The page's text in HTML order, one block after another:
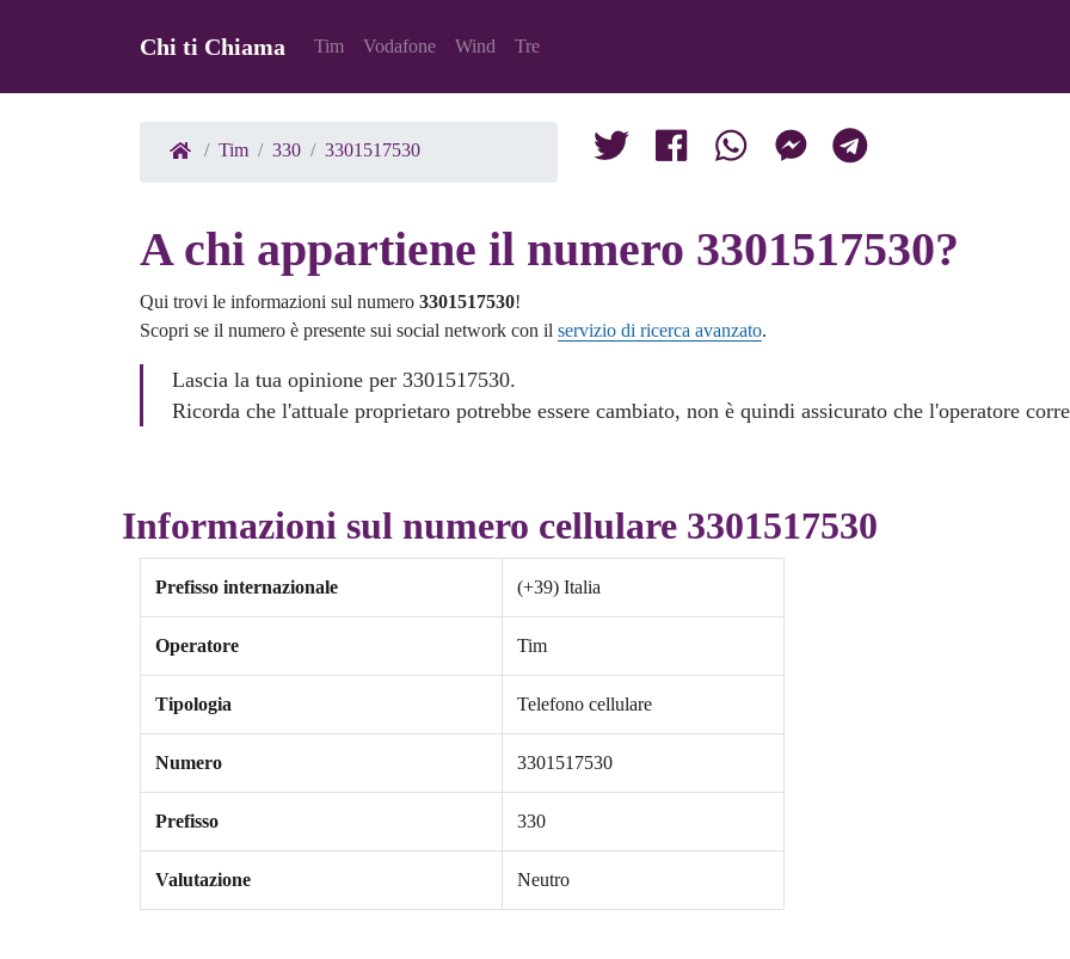
Chi ti Chiama Tim Vodafone Wind Tre
Tim 330 3301517530
A chi appartiene il numero 3301517530?
Qui trovi le informazioni sul numero 3301517530!
Scopri se il numero è presente sui social network con il servizio di ricerca avanzato.
Lascia la tua opinione per 3301517530.
Ricorda che l'attuale proprietaro potrebbe essere cambiato, non è quindi assicurato che l'operatore
Informazioni sul numero cellulare 3301517530
Prefisso internazionale (+39) Italia
Operatore Tim
Tipologia Telefono cellulare
Numero 3301517530
Prefisso 330
Valutazione Neutro